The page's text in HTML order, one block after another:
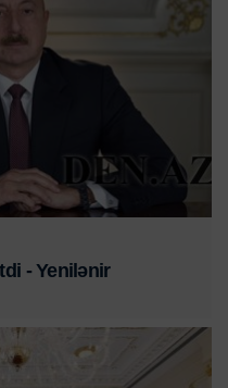
- Yenilənir